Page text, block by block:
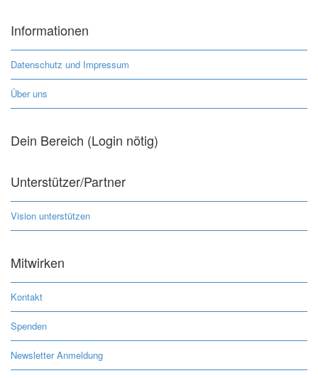
Informationen
Datenschutz und Impressum
Über uns
Dein Bereich (Login nötig)
Unterstützer/Partner
Vision unterstützen
Mitwirken
Kontakt
Spenden
Newsletter Anmeldung